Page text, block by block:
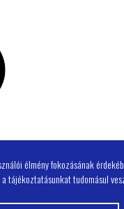
élmény fokozásának
tájékoztatásunkat tudomásul